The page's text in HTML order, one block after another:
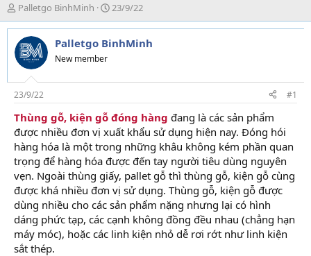
T
h
r
e
a
d
s
t
a
r
t
e
r
Palletgo BinhMinh
N
g
à
y
i
23/9/22
Palletgo BinhMinh
New member
23/9/22 #1
Thùng gỗ, kiện gỗ đóng hàng đang là các sản phẩm
được nhiều đơn vị xuất khẩu sử dụng hiện nay. Đóng hói
hàng hóa là một trong những khâu không kém phần quan
trọng để hàng hóa được đến tay người tiêu dùng nguyên
vẹn. Ngoài thùng giấy, pallet gỗ thì thùng gỗ, kiện gỗ cùng
được khá nhiều đơn vị sử dụng. Thùng gỗ, kiện gỗ được
dùng nhiều cho các sản phẩm nặng nhưng lại có hình
dáng phức tạp, các cạnh không đồng đều nhau (chẳng hạn
máy móc), hoặc các linh kiện nhỏ dễ rơi rớt như linh kiện
sắt thép.